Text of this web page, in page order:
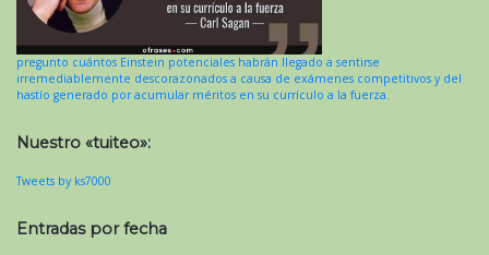
pregunto cuántos Einstein potenciales habrán llegado a sentirse
irremediablemente descorazonados a causa de exámenes competitivos y del
hastío generado por acumular méritos en su currículo a la fuerza.
Nuestro «tuiteo»:
Tweets by ks7000
Entradas por fecha